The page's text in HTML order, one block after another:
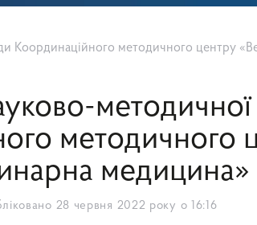
Координаційного методичного центру
методичного
медицина»
28 червня 2022 року о 16:16